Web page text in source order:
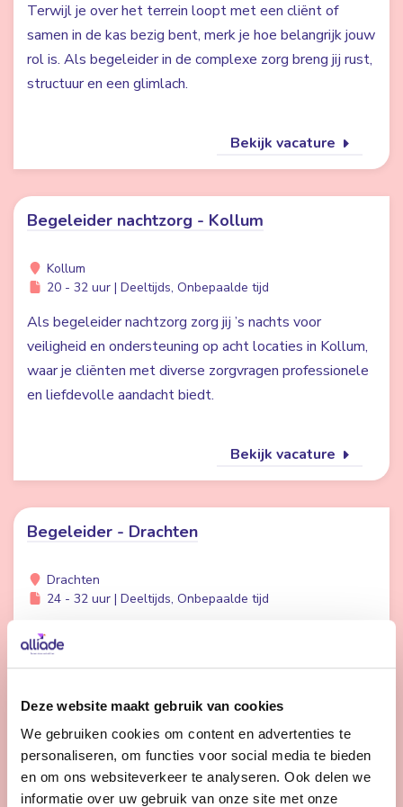
Deze website maakt gebruik van cookies
We gebruiken cookies om content en advertenties te
personaliseren, om functies voor social media te bieden
en om ons websiteverkeer te analyseren. Ook delen we
informatie over uw gebruik van onze site met onze
Terwijl je over het terrein loopt met een cliënt of
samen in de kas bezig bent, merk je hoe belangrijk jouw
rol is. Als begeleider in de complexe zorg breng jij rust,
structuur en een glimlach.
Bekijk vacature
Begeleider nachtzorg - Kollum
Kollum
20 - 32 uur | Deeltijds, Onbepaalde tijd
Als begeleider nachtzorg zorg jij ’s nachts voor
veiligheid en ondersteuning op acht locaties in Kollum,
waar je cliënten met diverse zorgvragen professionele
en liefdevolle aandacht biedt.
Bekijk vacature
Begeleider - Drachten
Drachten
24 - 32 uur | Deeltijds, Onbepaalde tijd
Ben jij toe aan een betekenisvolle baan in de zorg? Wij
zoeken een nieuwe collega die ons team komt
meervoudige beperking (EMB).
Bekijk vacature